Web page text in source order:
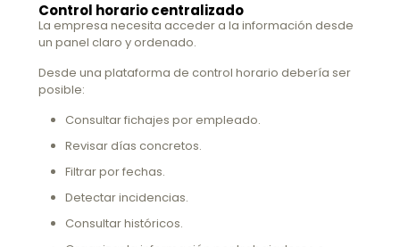
Control horario centralizado
La empresa necesita acceder a la información desde
un panel claro y ordenado.
Desde una plataforma de control horario debería ser
posible:
Consultar fichajes por empleado.
Revisar días concretos.
Filtrar por fechas.
Detectar incidencias.
Consultar históricos.